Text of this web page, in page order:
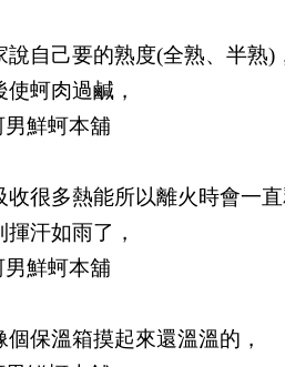
說自己要的熟度(全熟、半熟
蚵肉過鹹，
很多熱能所以離火時會一
汗如雨了，
保溫箱摸起來還溫溫的，